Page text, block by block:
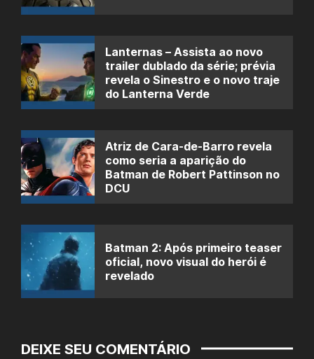
Lanternas – Assista ao novo
trailer dublado da série; prévia
revela o Sinestro e o novo traje
do Lanterna Verde
Atriz de Cara-de-Barro revela
como seria a aparição do
Batman de Robert Pattinson no
DCU
Batman 2: Após primeiro teaser
oficial, novo visual do herói é
revelado
DEIXE SEU COMENTÁRIO